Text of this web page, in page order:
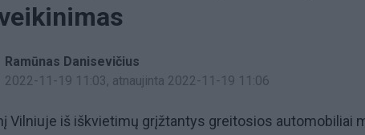
Ramūnas Danisevičius
2022-11-19 11:03, atnaujinta 2022-11-19 11:06
Vilniuje iš iškvietimų grįžtantys greitosios automobiliai